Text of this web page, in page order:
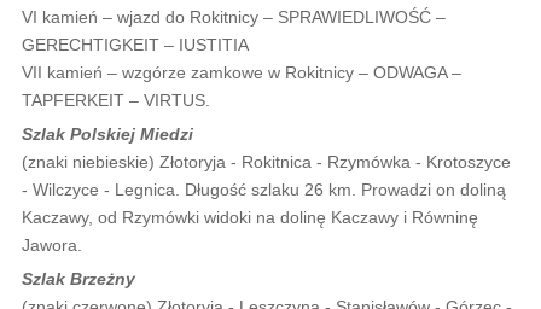
VI kamień – wjazd do Rokitnicy – SPRAWIEDLIWOŚĆ –
GERECHTIGKEIT – IUSTITIA
VII kamień – wzgórze zamkowe w Rokitnicy – ODWAGA –
TAPFERKEIT – VIRTUS.
Szlak Polskiej Miedzi
(znaki niebieskie) Złotoryja - Rokitnica - Rzymówka - Krotoszyce
- Wilczyce - Legnica. Długość szlaku 26 km. Prowadzi on doliną
Kaczawy, od Rzymówki widoki na dolinę Kaczawy i Równinę
Jawora.
Szlak Brzeżny